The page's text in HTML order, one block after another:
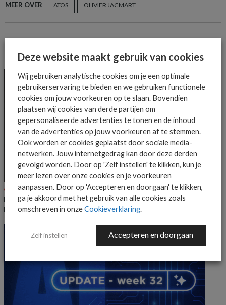
MEER OVER ATOS OLIVIER JACMART
MEER ALGEMEEN IT NIEUWS NIEUWS
ALGEMEEN IT NIEUWS NIEUWS
Everpure benoemt Craig Robertson tot Head of Partners EMEA en
LatAm
Deze website maakt gebruik van cookies
Wij gebruiken analytische cookies om je een optimale
gebruikerservaring te bieden en we gebruiken functionele
cookies om jouw voorkeuren op te slaan. Bovendien
plaatsen wij cookies van derde partijen om
gepersonaliseerde advertenties te tonen en de inhoud
van de advertenties op jouw voorkeuren af te stemmen.
Ook worden er cookies geplaatst door sociale media-
netwerken. Jouw internetgedrag kan door deze derden
gevolgd worden. Door op 'Zelf instellen' te klikken, kun je
meer lezen over onze cookies en je voorkeuren
aanpassen. Door op 'Accepteren en doorgaan' te klikken,
ga je akkoord met het gebruik van alle cookies zoals
omschreven in onzeCookieverklaring.
Zelf instellen Accepteren en doorgaan